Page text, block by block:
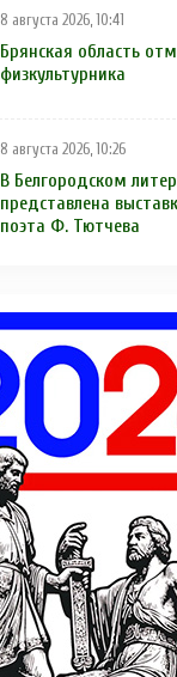
8 августа 2026, 10:41
Брянская область
физкультурника
8 августа 2026, 10:26
В Белгородском
представлена
поэта Ф. Тютчева